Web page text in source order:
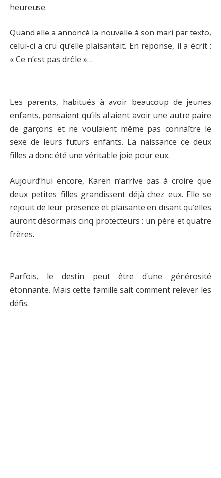
heureuse.
Quand elle a annoncé la nouvelle à son mari par texto,
celui-ci a cru qu’elle plaisantait. En réponse, il a écrit :
« Ce n’est pas drôle »…
Les parents, habitués à avoir beaucoup de jeunes
enfants, pensaient qu’ils allaient avoir une autre paire
de garçons et ne voulaient même pas connaître le
sexe de leurs futurs enfants. La naissance de deux
filles a donc été une véritable joie pour eux.
Aujourd’hui encore, Karen n’arrive pas à croire que
deux petites filles grandissent déjà chez eux. Elle se
réjouit de leur présence et plaisante en disant qu’elles
auront désormais cinq protecteurs : un père et quatre
frères.
Parfois, le destin peut être d’une générosité
étonnante. Mais cette famille sait comment relever les
défis.